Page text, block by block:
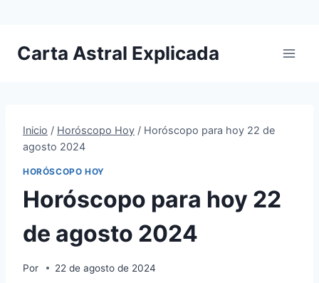
Carta Astral Explicada
Inicio / Horóscopo Hoy / Horóscopo para hoy 22 de
agosto 2024
HORÓSCOPO HOY
Horóscopo para hoy 22
de agosto 2024
Por 22 de agosto de 2024